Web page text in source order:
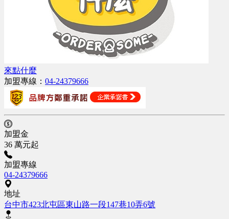
來點什麼
加盟專線： 04-24379666
加盟金
36 萬元起
加盟專線
04-24379666
地址
台中市423北屯區東山路一段147巷10弄6號